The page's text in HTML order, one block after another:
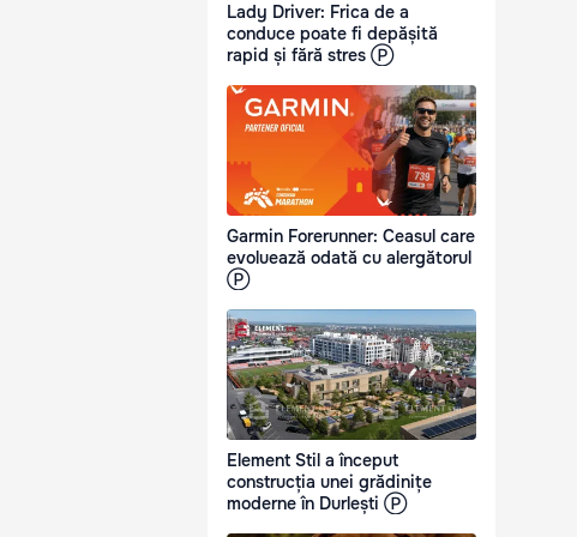
Lady Driver: Frica de a
conduce poate fi depășită
rapid și fără stres Ⓟ
Garmin Forerunner: Ceasul care
evoluează odată cu alergătorul
Ⓟ
Element Stil a început
construcția unei grădinițe
moderne în Durlești Ⓟ